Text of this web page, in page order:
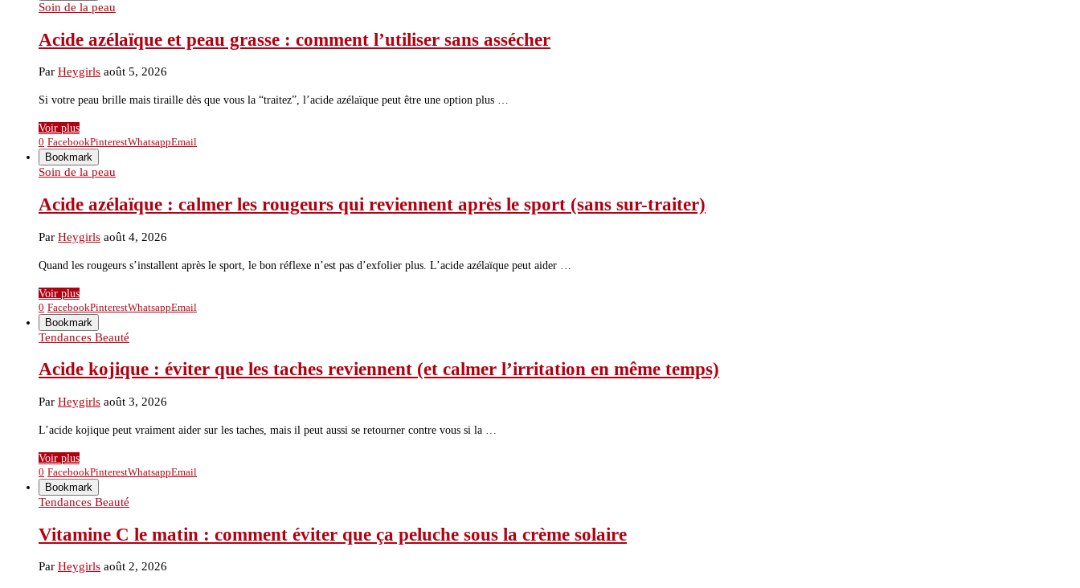
Soin de la peau
Acide azélaïque et peau grasse : comment l’utiliser sans assécher
Par Heygirls août 5, 2026
Si votre peau brille mais tiraille dès que vous la “traitez”, l’acide azélaïque peut être une option plus …
Voir plus
0 FacebookPinterestWhatsappEmail
Bookmark
Soin de la peau
Acide azélaïque : calmer les rougeurs qui reviennent après le sport (sans sur-traiter)
Par Heygirls août 4, 2026
Quand les rougeurs s’installent après le sport, le bon réflexe n’est pas d’exfolier plus. L’acide azélaïque peut aider …
Voir plus
0 FacebookPinterestWhatsappEmail
Bookmark
Tendances Beauté
Acide kojique : éviter que les taches reviennent (et calmer l’irritation en même temps)
Par Heygirls août 3, 2026
L’acide kojique peut vraiment aider sur les taches, mais il peut aussi se retourner contre vous si la …
Voir plus
0 FacebookPinterestWhatsappEmail
Bookmark
Tendances Beauté
Vitamine C le matin : comment éviter que ça peluche sous la crème solaire
Par Heygirls août 2, 2026